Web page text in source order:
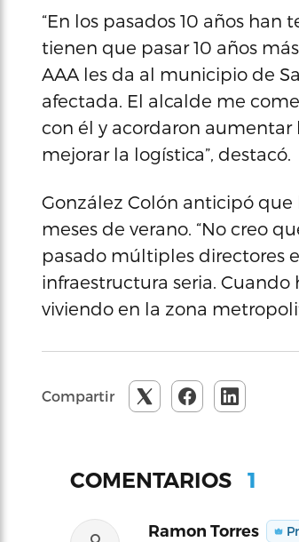
“En los pasados 10 años
tienen que pasar 10 años
AAA les da al municipio de
afectada. El alcalde me
con él y acordaron aumentar
mejorar la logística”, destacó.
González Colón anticipó
meses de verano. “No creo
pasado múltiples directores
infraestructura seria. Cuando
viviendo en la zona
Compartir
COMENTARIOS 1
Ramon Torres